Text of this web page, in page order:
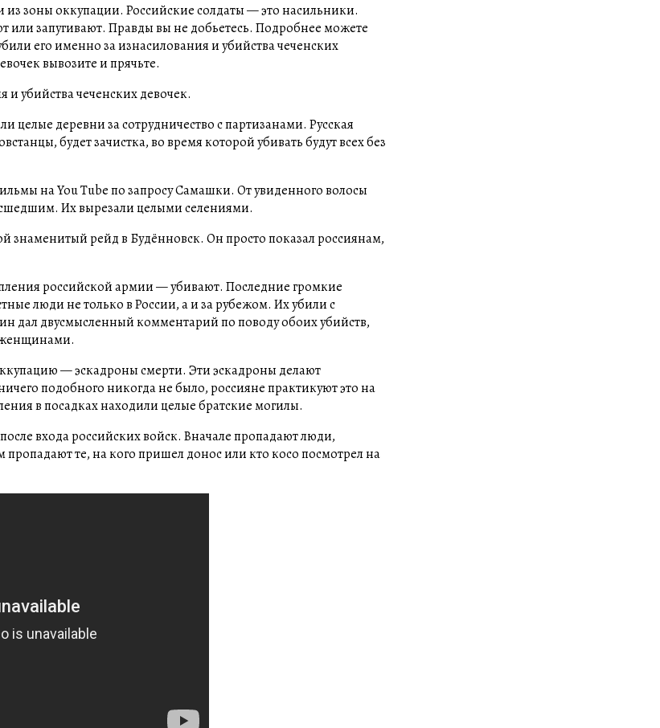
из зоны оккупации. Российские солдаты — это насильники.
запугивают. Правды вы не добьетесь. Подробнее можете
его именно за изнасилования и убийства чеченских
вывозите и прячьте.
убийства чеченских девочек.
целые деревни за сотрудничество с партизанами. Русская
будет зачистка, во время которой убивать будут всех без
на You Tube по запросу Самашки. От увиденного волосы
Их вырезали целыми селениями.
знаменитый рейд в Будённовск. Он просто показал россиянам,
российской армии — убивают. Последние громкие
люди не только в России, а и за рубежом. Их убили с
дал двусмысленный комментарий по поводу обоих убийств,
женщинами.
— эскадроны смерти. Эти эскадроны делают
подобного никогда не было, россияне практикуют это на
в посадках находили целые братские могилы.
входа российских войск. Вначале пропадают люди,
те, на кого пришел донос или кто косо посмотрел на